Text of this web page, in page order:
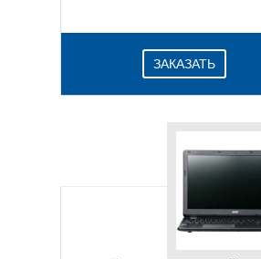
ЗАКАЗАТЬ